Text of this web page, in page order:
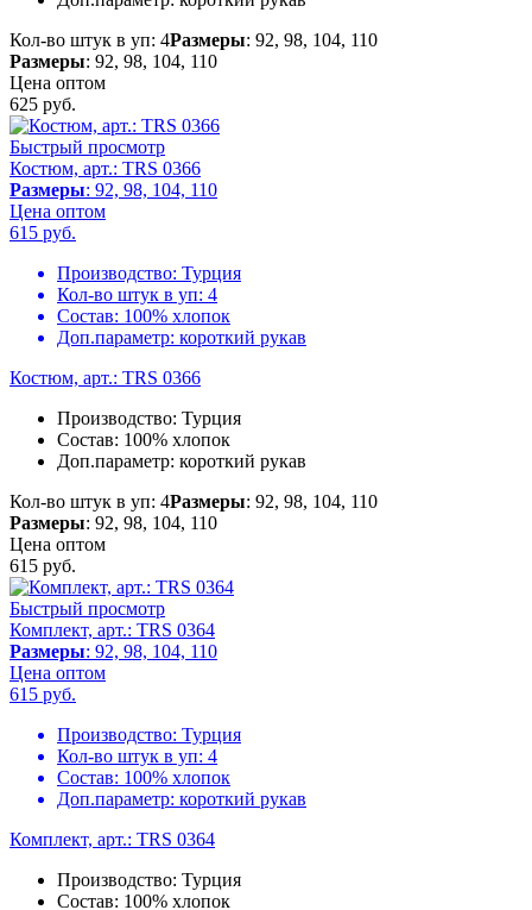
Кол-во штук в уп: 4Размеры: 92, 98, 104, 110
Размеры: 92, 98, 104, 110
Цена оптом
625 руб.
Быстрый просмотр
Костюм, арт.: TRS 0366
Размеры: 92, 98, 104, 110
Цена оптом
615 руб.
Производство: Турция
Кол-во штук в уп: 4
Состав: 100% хлопок
Доп.параметр: короткий рукав
Костюм, арт.: TRS 0366
Производство: Турция
Состав: 100% хлопок
Доп.параметр: короткий рукав
Кол-во штук в уп: 4Размеры: 92, 98, 104, 110
Размеры: 92, 98, 104, 110
Цена оптом
615 руб.
Быстрый просмотр
Комплект, арт.: TRS 0364
Размеры: 92, 98, 104, 110
Цена оптом
615 руб.
Производство: Турция
Кол-во штук в уп: 4
Состав: 100% хлопок
Доп.параметр: короткий рукав
Комплект, арт.: TRS 0364
Производство: Турция
Состав: 100% хлопок